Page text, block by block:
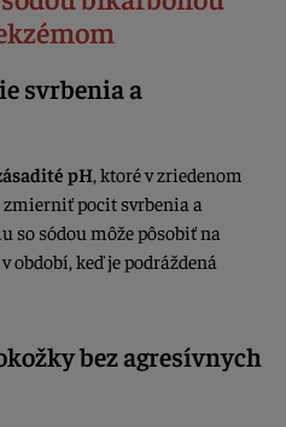
svrbenia a
pH , ktoré v zriedenom
pocit svrbenia a
so sódou môže pôsobiť na
období, keď je podráždená
bez agresívnych